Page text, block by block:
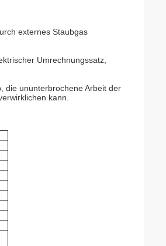
externes Staubgas
Umrechnungssatz,
die ununterbrochene Arbeit der
kann.